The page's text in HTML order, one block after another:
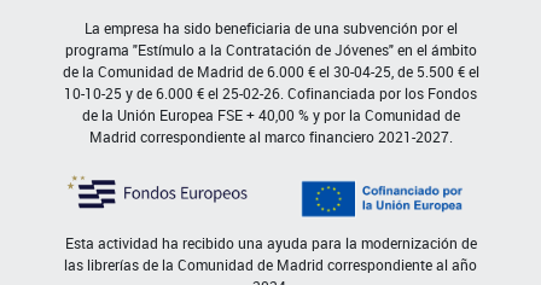
La empresa ha sido beneficiaria de una subvención por el
programa "Estímulo a la Contratación de Jóvenes" en el ámbito
de la Comunidad de Madrid de 6.000 € el 30-04-25, de 5.500 € el
10-10-25 y de 6.000 € el 25-02-26. Cofinanciada por los Fondos
de la Unión Europea FSE + 40,00 % y por la Comunidad de
Madrid correspondiente al marco financiero 2021-2027.
Esta actividad ha recibido una ayuda para la modernización de
las librerías de la Comunidad de Madrid correspondiente al año